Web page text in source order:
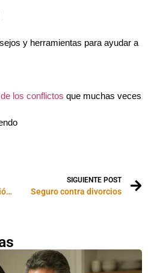
y herramientas para ayudar a
los conflictos que muchas veces
Cómo terminar una relación de manera amistosa
SIGUIENTE POST
Seguro contra divorcios